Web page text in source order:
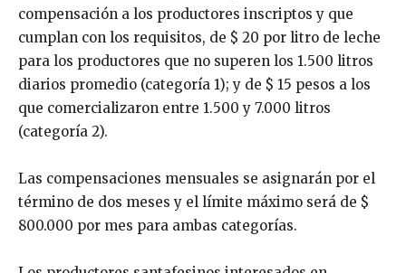
compensación a los productores inscriptos y que
cumplan con los requisitos, de $ 20 por litro de leche
para los productores que no superen los 1.500 litros
diarios promedio (categoría 1); y de $ 15 pesos a los
que comercializaron entre 1.500 y 7.000 litros
(categoría 2).
Las compensaciones mensuales se asignarán por el
término de dos meses y el límite máximo será de $
800.000 por mes para ambas categorías.